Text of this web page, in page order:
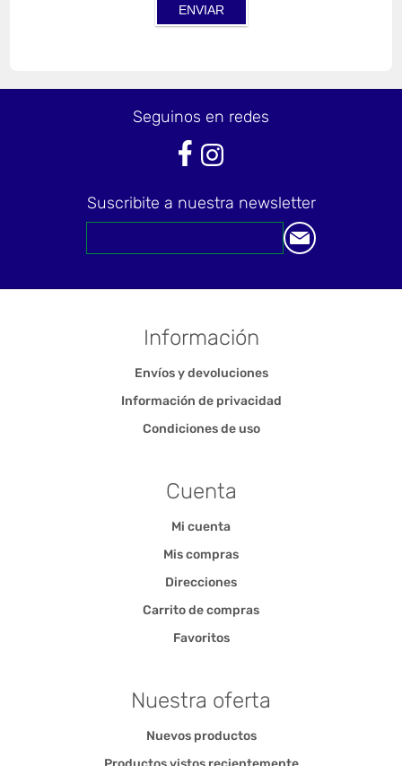
Seguinos en redes
Suscribite a nuestra newsletter
Información
Envíos y devoluciones
Información de privacidad
Condiciones de uso
Cuenta
Mi cuenta
Mis compras
Direcciones
Carrito de compras
Favoritos
Nuestra oferta
Nuevos productos